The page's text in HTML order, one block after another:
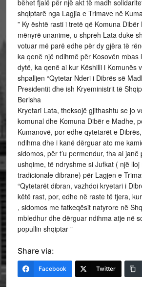
bëhet fjalë për një akt të madh
shqiptarë nga Lagjia e Trimave në
” Ky është rasti i tretë që Komuna
mënyrë unanime, u shpreh Lata duke
votuar më parë edhe për dy gjëra të
ka qenë një ndihmë për Kosovën mbas
dytë, ka qenë ai kur Këshilli i Komunës
shpalljen “Qytetar Nderi i Dibrës së
Presidentit dhe ish Kryeministrit të
Berisha
Kryetari Lata, theksojë gjithashtu se jo
komunal dhe Komuna Dibër e Madhe,
Kumanovë, por edhe qytetarët e
ndihma dhe i kanë dërguar ato me
sidomos, për t’u permendur, tha ai janë
ushqime, të ndryshme si Jufkat ( një lloj
tradicionale dibrane) për Lagjen e
“Qytetarët dibran, vazhdoi kryetari i
këtë rast, por, edhe në raste të tjera,
, sidomos me fatkeqësit natyrore në
mbledhur dhe dërguar ndihma atje në
popullin shqiptar ”
Share via:
Facebook Twitter